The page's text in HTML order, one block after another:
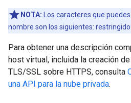
NOTA: Los caracteres que
nombre son los siguientes: restringido
Para obtener una descripción
host virtual, incluida la creación
TLS/SSL sobre HTTPS, consulta
una API para la nube privada.